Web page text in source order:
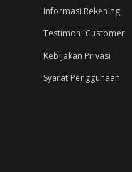
Informasi Rekening
Testimoni Customer
Kebijakan Privasi
Syarat Penggunaan